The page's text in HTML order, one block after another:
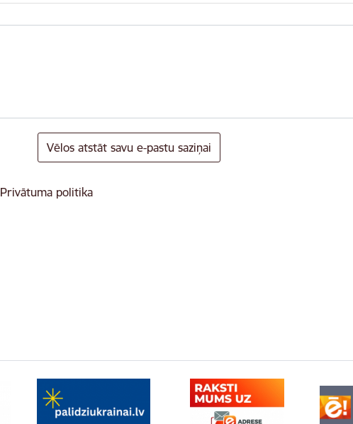
Vēlos atstāt savu e-pastu saziņai
Privātuma politika